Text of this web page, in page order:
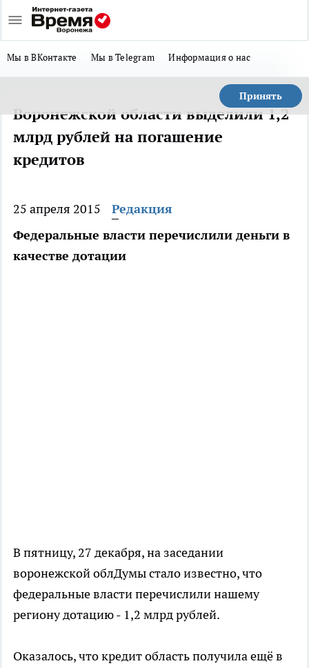
Мы в ВКонтакте Мы в Telegram Информация о нас
Принять
Воронежской области выделили 1,2
млрд рублей на погашение
кредитов
25 апреля 2015
Редакция
Федеральные власти перечислили деньги в
качестве дотации
В пятницу, 27 декабря, на заседании
воронежской облДумы стало известно, что
федеральные власти перечислили нашему
региону дотацию - 1,2 млрд рублей.
Оказалось, что кредит область получила ещё в